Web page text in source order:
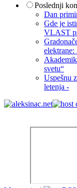
Poslednji
Dan
Gde je
VLAST
svetu“
Uspešnu
letenja -